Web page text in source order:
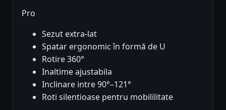
Pro
Sezut extra-lat
Spatar ergonomic în formă de U
Rotire 360°
Inaltime ajustabila
Inclinare intre 90°–121°
Roti silentioase pentru mobililitate